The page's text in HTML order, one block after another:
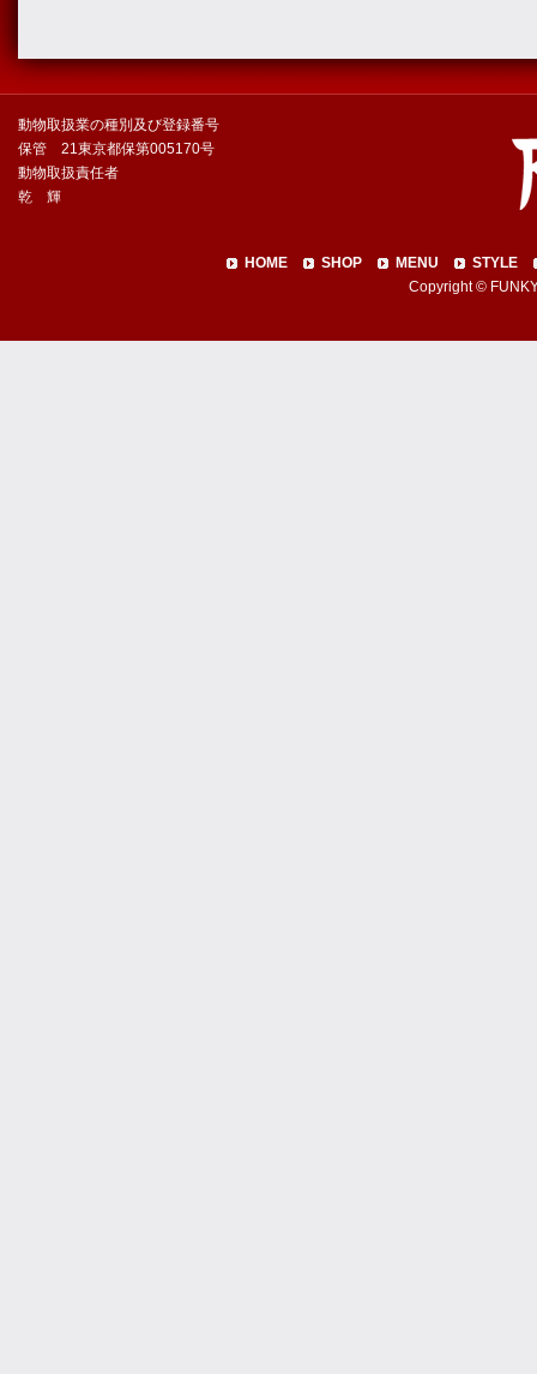
動物取扱業の種別及び登録番号
保管 21東京都保第005170号
動物取扱責任者
乾 輝
HOME SHOP MENU
STYLE
Copyright ©